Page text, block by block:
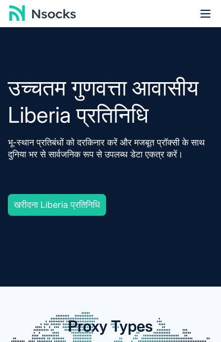
उच्चतम गुणवत्ता आवासीय
Liberia प्रतिनिधि
भू-स्थान प्रतिबंधों को दरकिनार करें और मजबूत प्रॉक्सी के साथ
दुनिया भर से सार्वजनिक रूप से उपलब्ध डेटा एकत्र करें।
खरीदना Liberia प्रतिनिधि
Proxy Types